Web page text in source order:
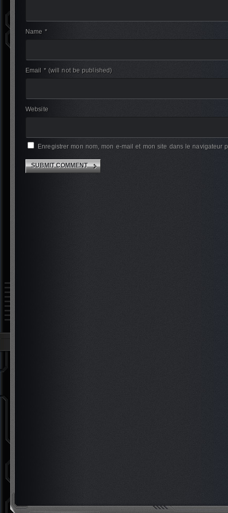
Name *
Email * (will not be published)
Website
Enregistrer mon nom, mon e-mail et mon site dans le navigateur